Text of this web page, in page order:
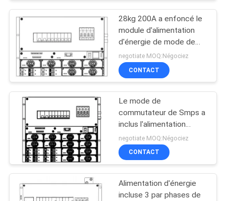
Data Center
préfabriqué
11
Système de contrôle
à distance d'IOT
28kg 200A a enfoncé le
module d'alimentation
d'énergie de mode de
commutateur
483x400x312mm
negotiate MOQ:Négociez
CONTACT
Le mode de
commutateur de Smps a
inclus l'alimentation
d'énergie 50kg pour
l'OEM optique de réseau
de fibre
negotiate MOQ:Négociez
CONTACT
Alimentation d'énergie
incluse 3 par phases de